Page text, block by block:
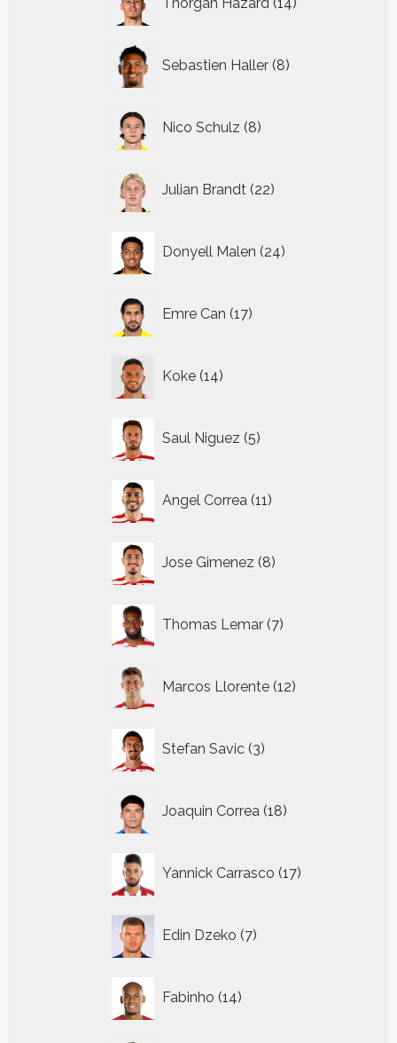
producten
Sebastien Haller 8
producten
Nico Schulz 8
producten
Julian Brandt 22
producten
Donyell Malen 24
producten
Emre Can 17
producten
Koke 14
producten
Saul Niguez 5
producten
Angel Correa 11
producten
Jose Gimenez 8
producten
Thomas Lemar 7
producten
Marcos Llorente 12
producten
Stefan Savic 3
producten
Joaquin Correa 18
producten
Yannick Carrasco 17
producten
Edin Dzeko 7
producten
Fabinho 14
producten